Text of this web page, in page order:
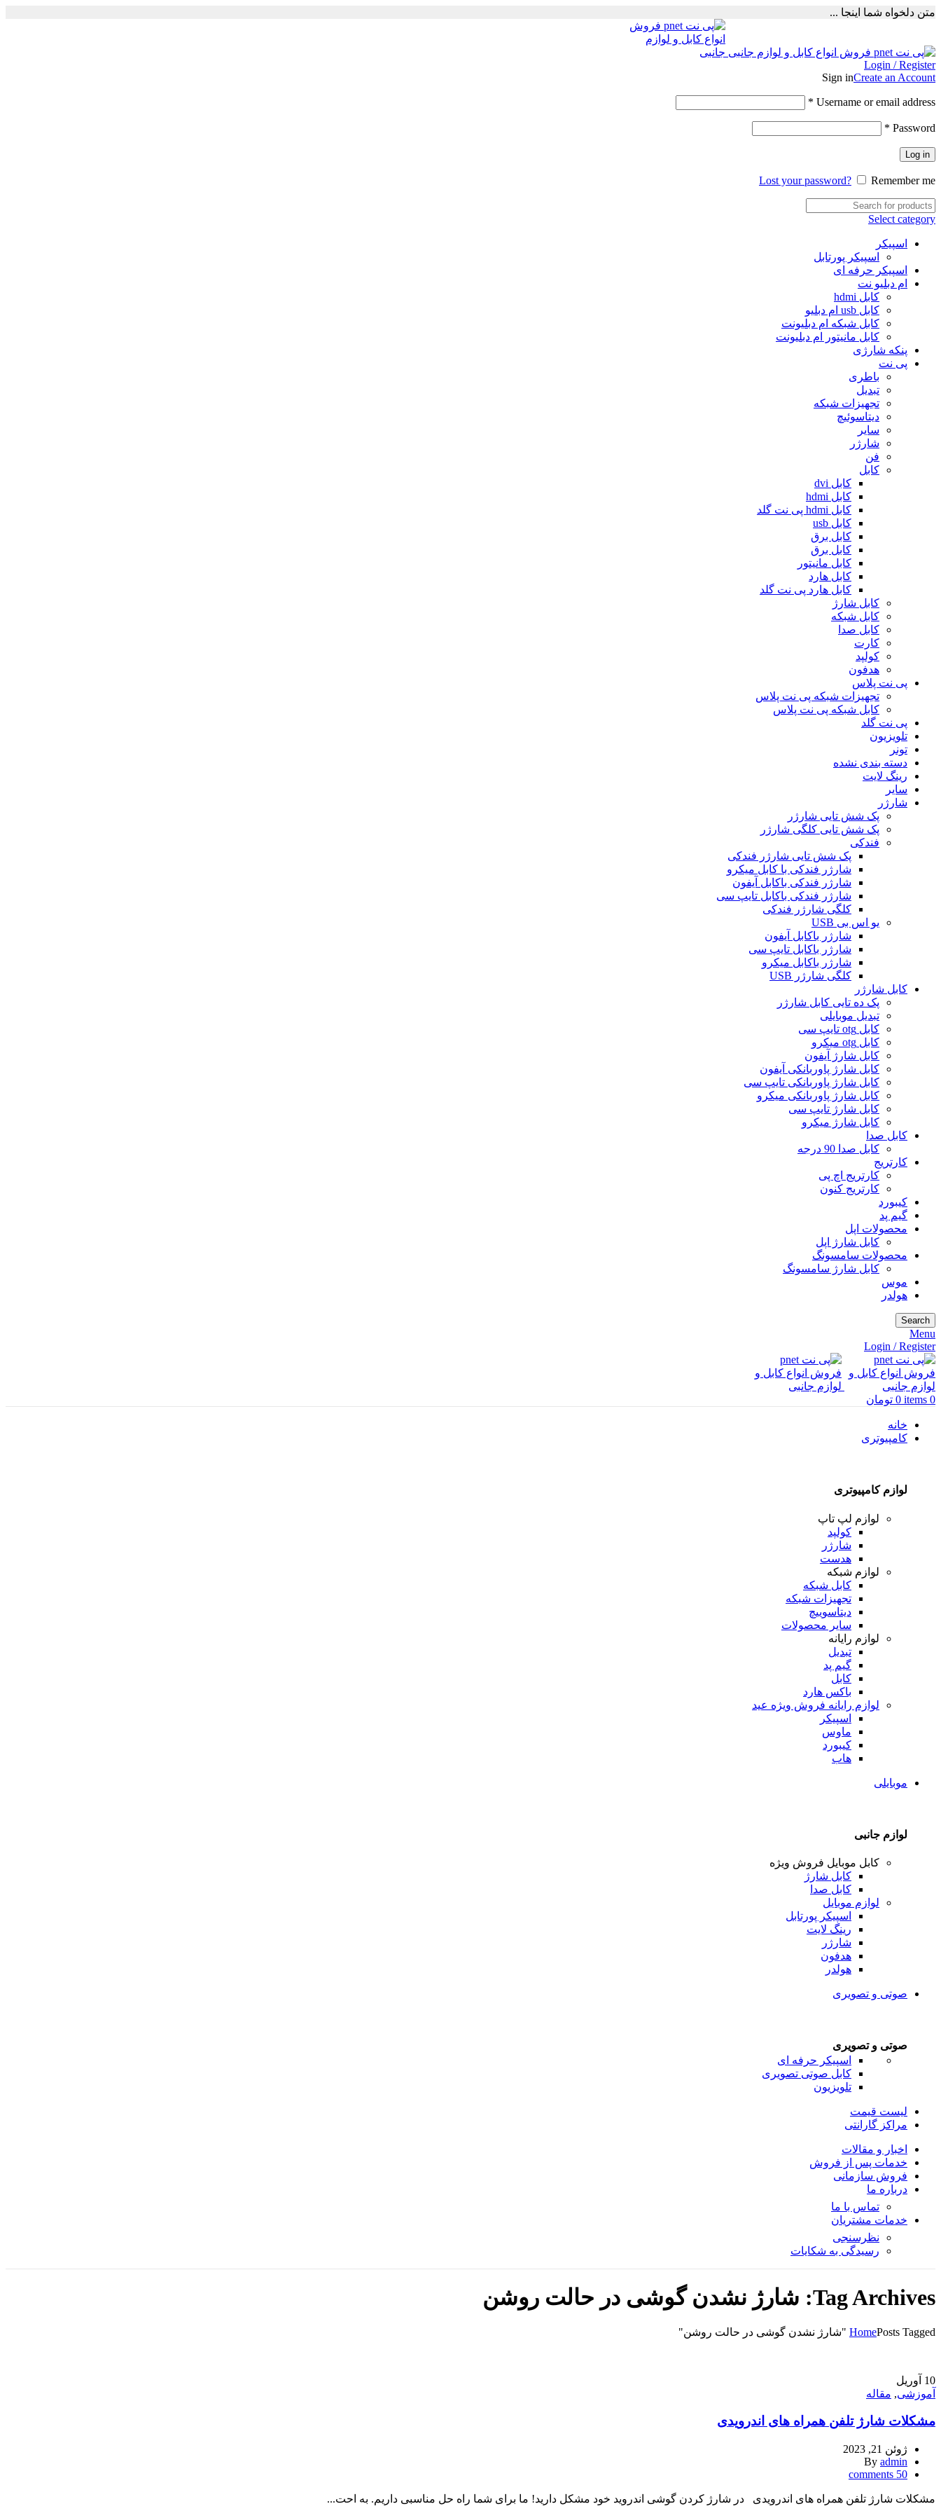
متن دلخواه شما اینجا ...
Login / Register
Sign inCreate an Account
Username or email address
*
Password
*
Log in
Lost your password? Remember me
Select category
اسپیکر
اسپیکر پورتابل
اسپیکر حرفه ای
ام دبلیو نت
کابل hdmi
کابل usb ام دبلیو
کابل شبکه ام دبلیونت
کابل مانیتور ام دبلیونت
پنکه شارژی
پی نت
باطری
تبدیل
تجهیزات شبکه
دیتاسوئیچ
سایر
شارژر
فن
کابل
کابل dvi
کابل hdmi
کابل hdmi پی نت گلد
کابل usb
کابل برق
کابل برق
کابل مانیتور
کابل هارد
کابل هارد پی نت گلد
کابل شارژ
کابل شبکه
کابل صدا
کارت
کولپد
هدفون
پی نت پلاس
تجهیزات شبکه پی نت پلاس
کابل شبکه پی نت پلاس
پی نت گلد
تلویزیون
تونر
دسته بندی نشده
رینگ لایت
سایر
شارژر
پک شش تایی شارژر
پک شش تایی کلگی شارژر
فندکی
پک شش تایی شارژر فندکی
شارژر فندکی با کابل میکرو
شارژر فندکی باکابل آیفون
شارژر فندکی باکابل تایپ سی
کلگی شارژر فندکی
یو اس بی USB
شارژر باکابل آیفون
شارژر باکابل تایپ سی
شارژر باکابل میکرو
کلگی شارژر USB
کابل شارژر
پک ده تایی کابل شارژر
تبدیل موبایلی
کابل otg تایپ سی
کابل otg میکرو
کابل شارژ آیفون
کابل شارژ پاوربانکی آیفون
کابل شارژ پاوربانکی تایپ سی
کابل شارژ پاوربانکی میکرو
کابل شارژ تایپ سی
کابل شارژ میکرو
کابل صدا
کابل صدا 90 درجه
کارتریج
کارتریج اچ پی
کارتریج کنون
کیبورد
گیم پد
محصولات اپل
کابل شارژ اپل
محصولات سامسونگ
کابل شارژ سامسونگ
موس
هولدر
Search
Menu
Login / Register
0
items
0 تومان
خانه
کامپیوتری
لوازم کامپیوتری
لوازم لپ تاپ
کولپد
شارژر
هدست
لوازم شبکه
کابل شبکه
تجهیزات شبکه
دیتاسوییچ
سایر محصولات
لوازم رایانه
تبدیل
گیم پد
کابل
باکس هارد
لوازم رایانه فروش ویژه عید
اسپیکر
ماوس
کیبورد
هاب
موبایلی
لوازم جانبی
کابل موبایل فروش ویژه
کابل شارژ
کابل صدا
لوازم موبایل
اسپیکر پورتابل
رینگ لایت
شارژر
هدفون
هولدر
صوتی و تصویری
صوتی و تصویری
اسپیکر حرفه ای
کابل صوتی تصویری
تلویزیون
لیست قیمت
مراکز گارانتی
اخبار و مقالات
خدمات پس از فروش
فروش سازمانی
درباره ما
تماس با ما
خدمات مشتریان
نظرسنجی
رسیدگی به شکایات
Tag Archives: شارژ نشدن گوشی در حالت روشن
HomePosts Tagged "شارژ نشدن گوشی در حالت روشن"
10 آوریل
آموزشی, مقاله
مشکلات شارژ تلفن همراه های اندرویدی
ژوئن 21, 2023
By admin
50
comments
مشکلات شارژ تلفن همراه های اندرویدی در شارژ کردن گوشی اندروید خود مشکل دارید! ما برای شما راه حل مناسبی داریم. به احت...